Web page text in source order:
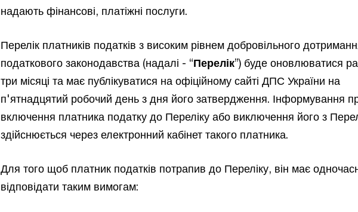
надають фінансові, платіжні послуги.
Перелік платників податків з високим рівнем добровільного
податкового законодавства (надалі - “Перелік”) буде оновлюватися
три місяці та має публікуватися на офіційному сайті ДПС України на
п'ятнадцятий робочий день з дня його затвердження. Інформування
включення платника податку до Переліку або виключення його з
здійснюється через електронний кабінет такого платника.
Для того щоб платник податків потрапив до Переліку, він має
відповідати таким вимогам: